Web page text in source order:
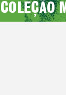
COLEÇÃO